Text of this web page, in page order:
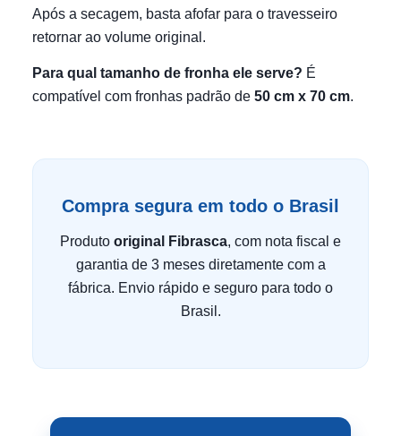
Após a secagem, basta afofar para o travesseiro
retornar ao volume original.
Para qual tamanho de fronha ele serve? É
compatível com fronhas padrão de 50 cm x 70 cm.
Compra segura em todo o Brasil
Produto original Fibrasca, com nota fiscal e
garantia de 3 meses diretamente com a
fábrica. Envio rápido e seguro para todo o
Brasil.